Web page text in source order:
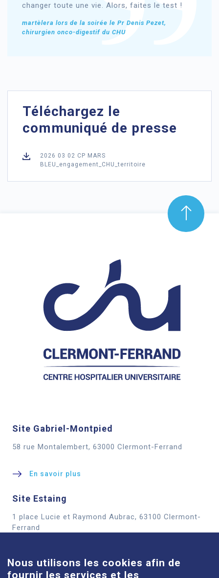
changer toute une vie. Alors, faites le test !
martèlera lors de la soirée le Pr Denis Pezet,
chirurgien onco-digestif du CHU
Téléchargez le
communiqué de presse
2026 03 02 CP MARS
BLEU_engagement_CHU_territoire
Site Gabriel-Montpied
58 rue Montalembert, 63000 Clermont-Ferrand
En savoir plus
Site Estaing
1 place Lucie et Raymond Aubrac, 63100 Clermont-
Ferrand
Nous utilisons les cookies afin de
fournir les services et les